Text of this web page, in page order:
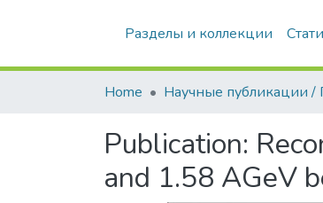
Разделы и коллекции
Home
Publication:
and 1.58 AGeV